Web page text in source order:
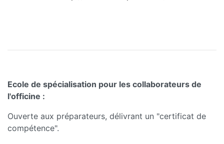
Ecole de spécialisation pour les collaborateurs de
l'officine :
Ouverte aux préparateurs, délivrant un "certificat de
compétence".